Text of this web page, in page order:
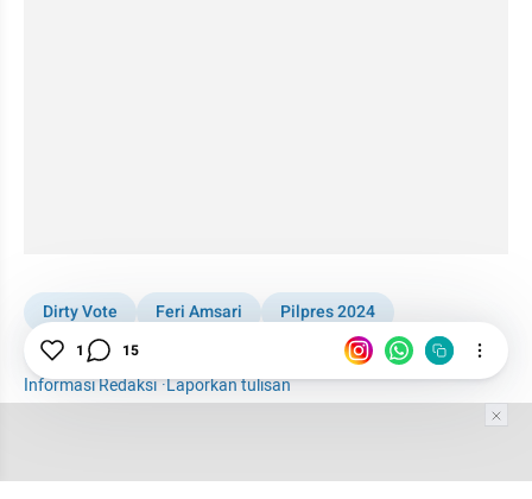
Dirty Vote Feri Amsari
Pilpres 2024
Pemilupedia 2024
Informasi Redaksi·Laporkan tulisan
1 15